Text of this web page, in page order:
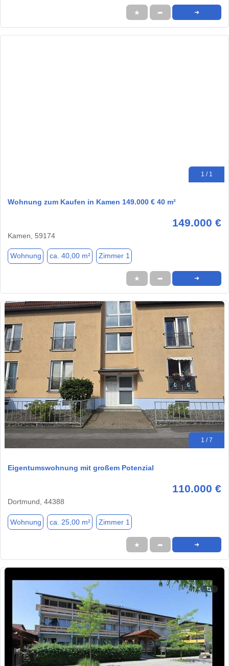
★ ➦ ➜
1 / 1
Wohnung zum Kaufen in Kamen 149.000 € 40 m²
149.000 €
Kamen, 59174
Wohnung ca. 40,00 m² Zimmer 1
★ ➦ ➜
1 / 7
Eigentumswohnung mit großem Potenzial
110.000 €
Dortmund, 44388
Wohnung ca. 25,00 m² Zimmer 1
★ ➦ ➜